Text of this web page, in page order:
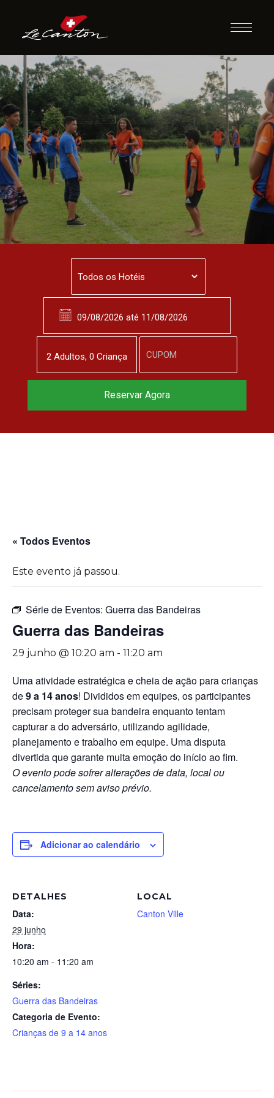
Guerra das
Bandeiras
« Todos Eventos
Este evento já passou.
Série de Eventos: Guerra das Bandeiras
Guerra das Bandeiras
29 junho @ 10:20 am - 11:20 am
Uma atividade estratégica e cheia de ação para crianças
de9 a 14 anos! Divididos em equipes, os participantes
precisam proteger sua bandeira enquanto tentam
capturar a do adversário, utilizando agilidade,
planejamento e trabalho em equipe. Uma disputa
divertida que garante muita emoção do início ao fim.
O evento pode sofrer alterações de data, local ou
cancelamento sem aviso prévio.
Adicionar ao calendário
DETALHES
Data:
29 junho
Hora:
10:20 am - 11:20 am
Séries:
Guerra das Bandeiras
Categoria de Evento:
Crianças de 9 a 14 anos
LOCAL
Canton Ville
2 Adultos, 0 Criança
Reservar Agora